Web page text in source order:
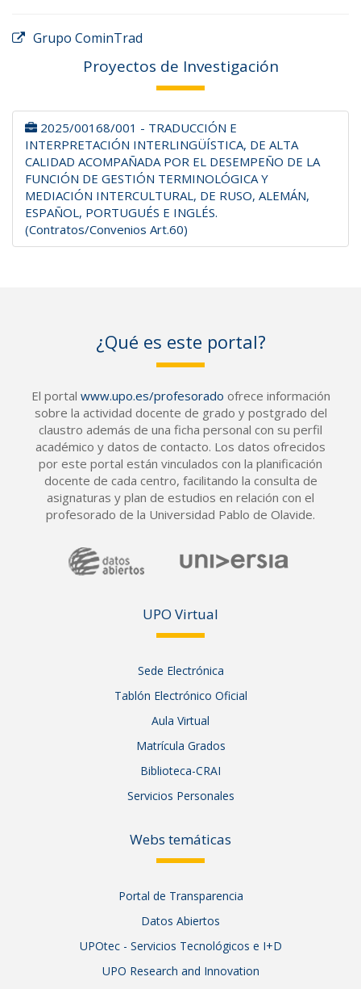
Grupo CominTrad
Proyectos de Investigación
2025/00168/001 - TRADUCCIÓN E
INTERPRETACIÓN INTERLINGÜÍSTICA, DE ALTA
CALIDAD ACOMPAÑADA POR EL DESEMPEÑO DE LA
FUNCIÓN DE GESTIÓN TERMINOLÓGICA Y
MEDIACIÓN INTERCULTURAL, DE RUSO, ALEMÁN,
ESPAÑOL, PORTUGUÉS E INGLÉS.
(Contratos/Convenios Art.60)
¿Qué es este portal?
El portal www.upo.es/profesorado ofrece información
sobre la actividad docente de grado y postgrado del
claustro además de una ficha personal con su perfil
académico y datos de contacto. Los datos ofrecidos
por este portal están vinculados con la planificación
docente de cada centro, facilitando la consulta de
asignaturas y plan de estudios en relación con el
profesorado de la Universidad Pablo de Olavide.
UPO Virtual
Sede Electrónica
Tablón Electrónico Oficial
Aula Virtual
Matrícula Grados
Biblioteca-CRAI
Servicios Personales
Webs temáticas
Portal de Transparencia
Datos Abiertos
UPOtec - Servicios Tecnológicos e I+D
UPO Research and Innovation